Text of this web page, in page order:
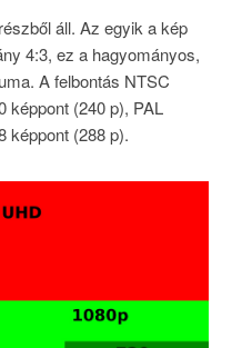
áll. Az egyik a kép
4:3, ez a hagyományos,
A felbontás NTSC
képpont (240 p), PAL
képpont (288 p).